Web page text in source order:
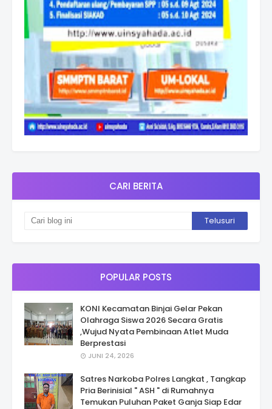
CARI BERITA
POPULAR POSTS
KONI Kecamatan Binjai Gelar Pekan
Olahraga Siswa 2026 Secara Gratis
,Wujud Nyata Pembinaan Atlet Muda
Berprestasi
JUNI 24, 2026
Satres Narkoba Polres Langkat , Tangkap
Pria Berinisial " ASH " di Rumahnya
Temukan Puluhan Paket Ganja Siap Edar